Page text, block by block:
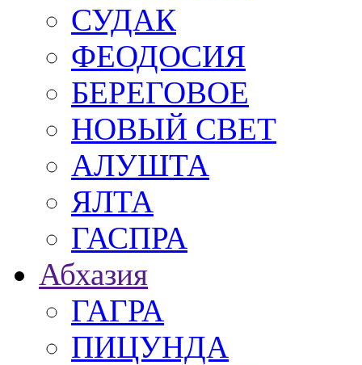
СУДАК
ФЕОДОСИЯ
БЕРЕГОВОЕ
НОВЫЙ СВЕТ
АЛУШТА
ЯЛТА
ГАСПРА
Абхазия
ГАГРА
ПИЦУНДА